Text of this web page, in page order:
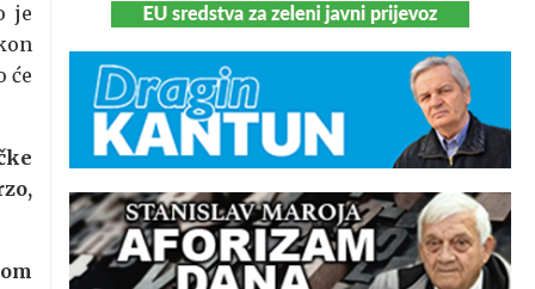
je
će